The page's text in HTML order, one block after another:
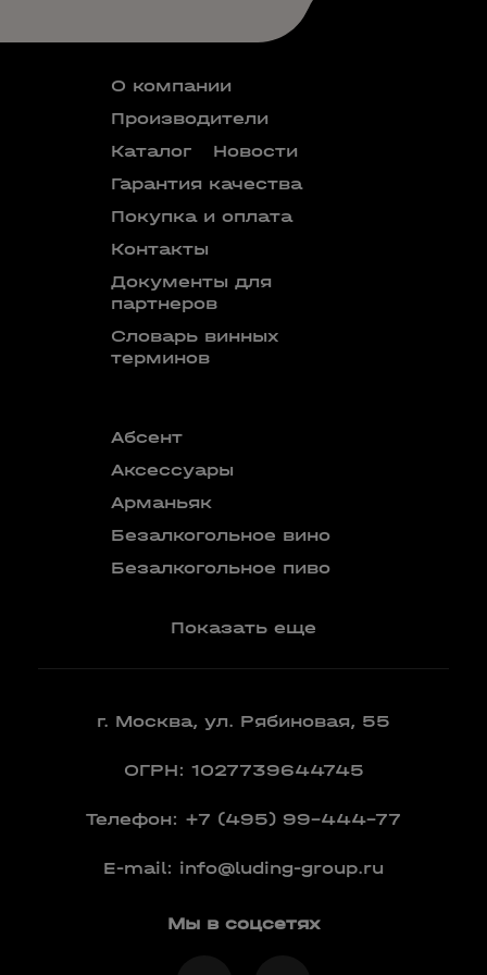
О компании
Производители
Каталог
Новости
Гарантия качества
Покупка и оплата
Контакты
Документы для
партнеров
Словарь винных
терминов
Абсент
Аксессуары
Арманьяк
Безалкогольное вино
Безалкогольное пиво
Показать еще
г. Москва, ул. Рябиновая, 55
ОГРН: 1027739644745
Телефон: +7 (495) 99-444-77
E-mail: info@luding-group.ru
Мы в соцсетях